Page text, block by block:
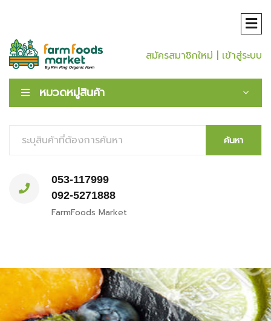
สมัครสมาชิกใหม่ | เข้าสู่ระบบ
หมวดหมู่สินค้า
ค้นหา
053-117999
092-5271888
FarmFoods Market